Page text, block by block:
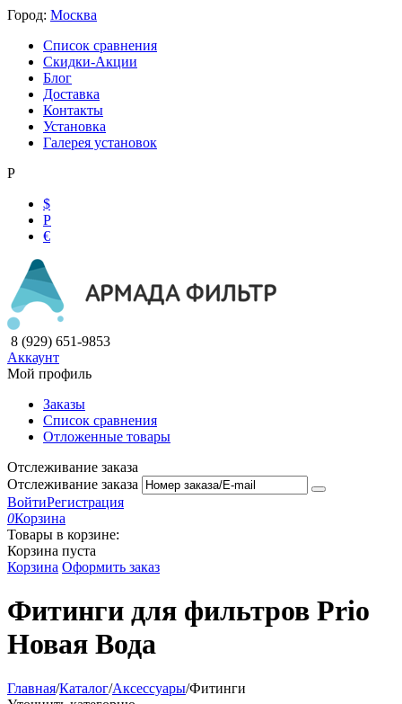
Город: Москва
Список сравнения
Скидки-Акции
Блог
Доставка
Контакты
Установка
Галерея установок
Р
$
Р
€
8 (929) 651-9853
Аккаунт
Мой профиль
Заказы
Список сравнения
Отложенные товары
Отслеживание заказа
Отслеживание заказа
ВойтиРегистрация
0Корзина
Товары в корзине:
Корзина пуста
Корзина Оформить заказ
Фитинги для фильтров Prio
Новая Вода
Главная/Каталог/Аксессуары/Фитинги